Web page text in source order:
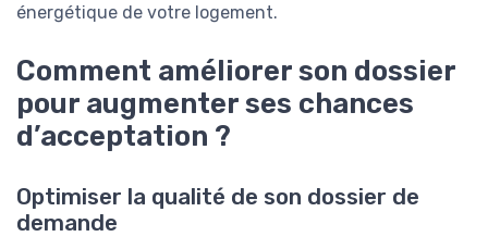
énergétique de votre logement.
Comment améliorer son dossier
pour augmenter ses chances
d’acceptation ?
Optimiser la qualité de son dossier de
demande